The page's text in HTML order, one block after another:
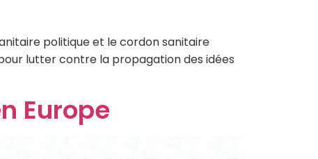
politique et le cordon sanitaire
lutter contre la propagation des idées
Europe